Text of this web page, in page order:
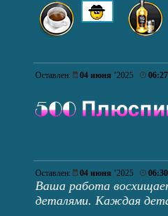
Оставлен: 04 июня ’2025 06:27
Оставлен: 04 июня ’2025 06:30
Ваша работа
деталями. Каждая